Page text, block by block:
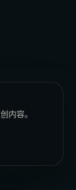
内容。